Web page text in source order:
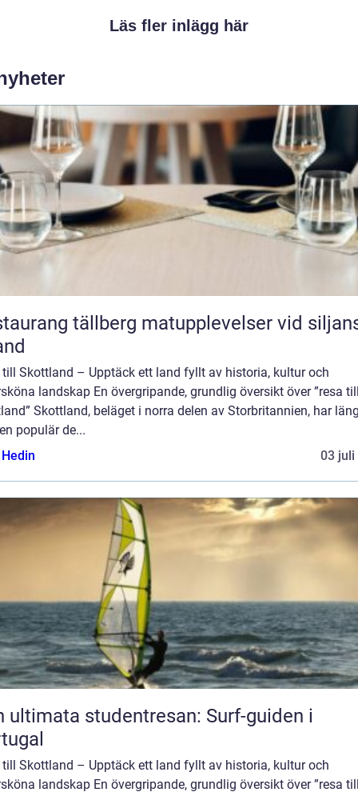
Läs fler inlägg här
tällberg matupplevelser vid siljans
till Skottland – Upptäck ett land fyllt av historia, kultur och
landskap En övergripande, grundlig översikt över ”resa
Skottland, beläget i norra delen av Storbritannien, har
populär de...
03 juli
ultimata studentresan: Surf-guiden i
till Skottland – Upptäck ett land fyllt av historia, kultur och
landskap En övergripande, grundlig översikt över ”resa